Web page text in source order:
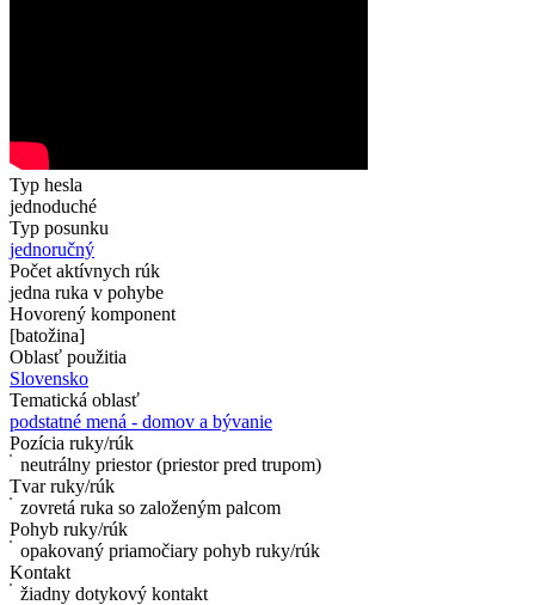
Typ hesla
jednoduché
Typ posunku
jednoručný
Počet aktívnych rúk
jedna ruka v pohybe
Hovorený komponent
[batožina]
Oblasť použitia
Slovensko
Tematická oblasť
podstatné mená - domov a bývanie
Pozícia ruky/rúk
neutrálny priestor (priestor pred trupom)
Tvar ruky/rúk
zovretá ruka so založeným palcom
Pohyb ruky/rúk
opakovaný priamočiary pohyb ruky/rúk
Kontakt
žiadny dotykový kontakt